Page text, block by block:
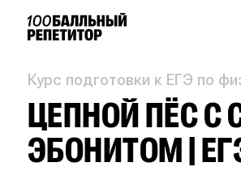
Курс подготовки к ЕГЭ по
ЦЕПНОЙ ПЁС С
ЭБОНИТОМ |